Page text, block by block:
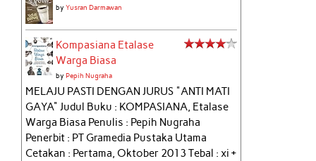
byYusran Darmawan
Kompasiana Etalase
Warga Biasa
byPepih Nugraha
MELAJU PASTI DENGAN JURUS "ANTI MATI
GAYA" Judul Buku : KOMPASIANA, Etalase
Warga Biasa Penulis : Pepih Nugraha
Penerbit : PT Gramedia Pustaka Utama
Cetakan : Pertama, Oktober 2013 Tebal : xi +